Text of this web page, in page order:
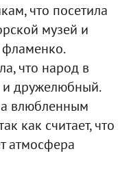
что посетила
музей и
фламенко.
что народ в
и дружелюбный.
влюбленным
как считает, что
атмосфера